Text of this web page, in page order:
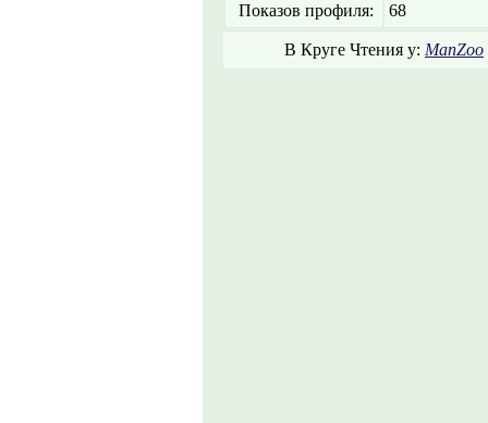
Показов профиля:
68
В Круге Чтения у: ManZoo